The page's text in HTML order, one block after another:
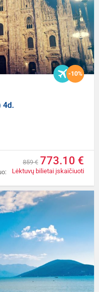
-10%
4d.
859 € 773.10 €
Lėktuvų bilietai įskaičiuoti